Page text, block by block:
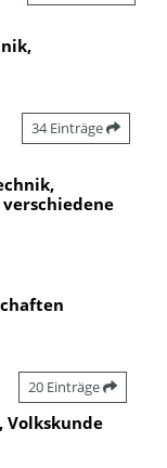
34 Einträge
20 Einträge
Volkskunde